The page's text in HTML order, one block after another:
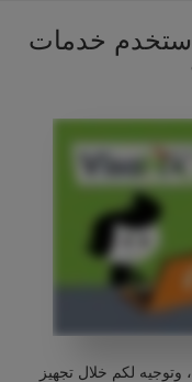
استخدم خدمات
لكم خلال تجهيز